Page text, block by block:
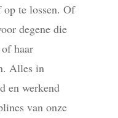
te lossen. Of
degene die
haar
Alles in
en werkend
van onze